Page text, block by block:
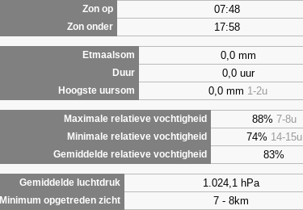
Zon op 07:48
Zon onder 17:58
Etmaalsom
0,0 mm
Duur 0,0 uur
Hoogste uursom 0,0 mm 1-2u
Maximale relatieve vochtigheid
88% 7-8u
Minimale relatieve vochtigheid 74% 14-15u
Gemiddelde relatieve vochtigheid 83%
Gemiddelde luchtdruk
1.024,1 hPa
Minimum opgetreden zicht 7 - 8km